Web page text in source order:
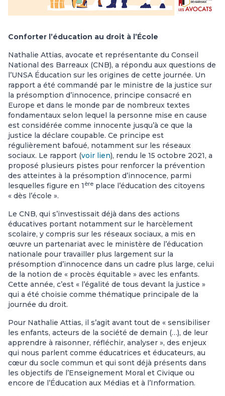
Conforter l’éducation au droit à l’École
Nathalie Attias, avocate et représentante du Conseil
National des Barreaux (CNB), a répondu aux questions de
l’UNSA Éducation sur les origines de cette journée. Un
rapport a été commandé par le ministre de la justice sur
la présomption d’innocence, principe consacré en
Europe et dans le monde par de nombreux textes
fondamentaux selon lequel la personne mise en cause
est considérée comme innocente jusqu’à ce que la
justice la déclare coupable. Ce principe est
régulièrement bafoué, notamment sur les réseaux
sociaux. Le rapport (voir lien), rendu le 15 octobre 2021, a
proposé plusieurs pistes pour renforcer la prévention
des atteintes à la présomption d’innocence, parmi
lesquelles figure en 1 ère place l’éducation des citoyens
« dès l’école ».
Le CNB, qui s’investissait déjà dans des actions
éducatives portant notamment sur le harcèlement
scolaire, y compris sur les réseaux sociaux, a mis en
œuvre un partenariat avec le ministère de l’éducation
nationale pour travailler plus largement sur la
présomption d’innocence dans un cadre plus large, celui
de la notion de « procès équitable » avec les enfants.
Cette année, c’est « l’égalité de tous devant la justice »
qui a été choisie comme thématique principale de la
journée du droit.
Pour Nathalie Attias, il s’agit avant tout de « sensibiliser
les enfants, acteurs de la société de demain (…), de leur
apprendre à raisonner, réfléchir, analyser », des enjeux
qui nous parlent comme éducatrices et éducateurs, au
cœur du socle commun et qui sont déjà présents dans
les objectifs de l’Enseignement Moral et Civique ou
encore de l’Éducation aux Médias et à l’Information.